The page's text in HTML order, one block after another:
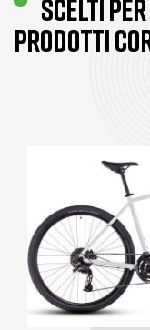
SCELTI
PRODOTTI